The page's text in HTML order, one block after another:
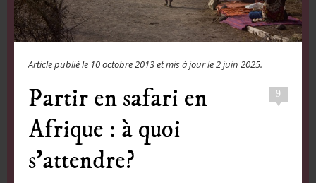
Article publié le 10 octobre 2013et mis à jour le2 juin 2025.
9
Partir en safari en
Afrique : à quoi
s’attendre?